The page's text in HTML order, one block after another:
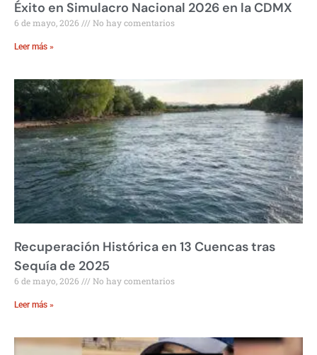
Éxito en Simulacro Nacional 2026 en la CDMX
6 de mayo, 2026 No hay comentarios
Leer más »
Recuperación Histórica en 13 Cuencas tras
Sequía de 2025
6 de mayo, 2026 No hay comentarios
Leer más »